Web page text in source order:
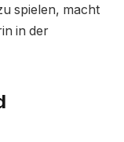
spielen, macht
in der